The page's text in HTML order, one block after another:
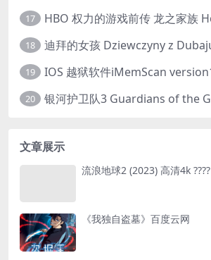
17
18
19
20
文章展示
流浪地球2 (2023) 高清4k ????
《我独自盗墓》百度云网